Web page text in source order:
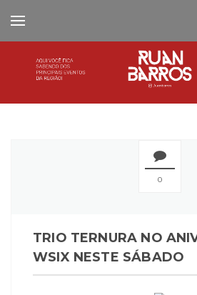
0
TRIO TERNURA NO
WSIX NESTE SÁBADO